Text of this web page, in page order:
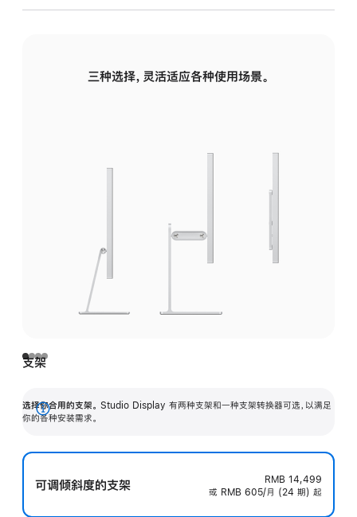
三种选择，灵活适应各种使用场景。
支架
选择你合用的支架。 Studio Display 有两种支架和一种支架转换器可选，以满足
你的各种安装需求。
展
可调倾斜度的支架
RMB 14,499
或 RMB 605/月 (24 期) 起